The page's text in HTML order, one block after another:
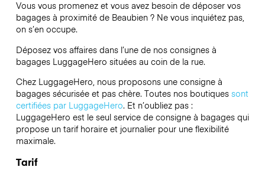
Vous vous promenez et vous avez besoin de déposer vos
bagages à proximité de Beaubien ? Ne vous inquiétez pas,
on s’en occupe.
Déposez vos affaires dans l’une de nos consignes à
bagages LuggageHero situées au coin de la rue.
Chez LuggageHero, nous proposons une consigne à
bagages sécurisée et pas chère. Toutes nos boutiques sont
certifiées par LuggageHero. Et n’oubliez pas :
LuggageHero est le seul service de consigne à bagages qui
propose un tarif horaire et journalier pour une flexibilité
maximale.
Tarif